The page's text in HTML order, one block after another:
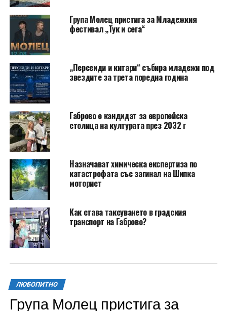
Група Молец пристига за Младежкия
фестивал „Тук и сега“
„Персеиди и китари“ събира младежи под
звездите за трета поредна година
Габрово е кандидат за европейска
столица на културата през 2032 г
Назначават химическа експертиза по
катастрофата със загинал на Шипка
моторист
Как става таксуването в градския
транспорт на Габрово?
ЛЮБОПИТНО
Група Молец пристига за